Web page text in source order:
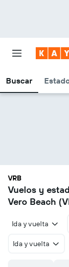
Buscar
VRB
Vuelos y
Vero Beach
Ida y vuelta
Ida y vuelta